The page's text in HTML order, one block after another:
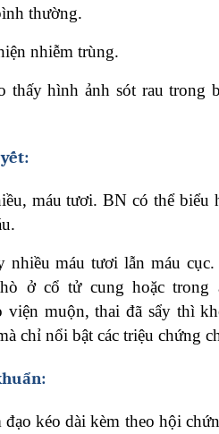
thường.
nhiễm trùng.
thấy hình ảnh sót rau trong
máu tươi. BN có thể biểu
nhiều máu tươi lẫn máu
ở cổ tử cung hoặc trong
muộn, thai đã sẩy thì
chỉ nổi bật các triệu chứng
đạo kéo dài kèm theo hội